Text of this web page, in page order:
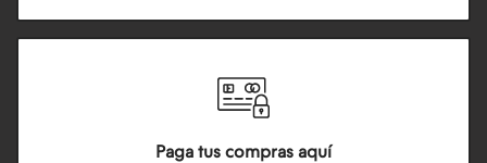
Paga tus compras aquí